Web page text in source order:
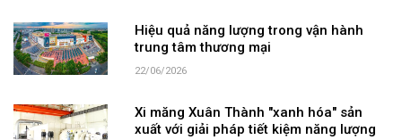
Hiệu quả năng lượng trong vận hành
trung tâm thương mại
22/06/2026
Xi măng Xuân Thành "xanh hóa" sản
xuất với giải pháp tiết kiệm năng lượng